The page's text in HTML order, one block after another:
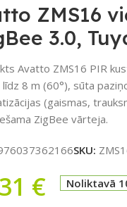
ZMS16
3.0,
Avatto ZMS16 PIR
8 m (60°), sūta
(gaismas,
ZigBee vārteja.
SKU:
€ Noliktavā